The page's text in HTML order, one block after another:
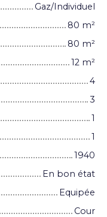
Gaz/Individuel
80 m²
80 m²
12 m²
4
3
1
1
1940
En bon état
Equipée
Cour